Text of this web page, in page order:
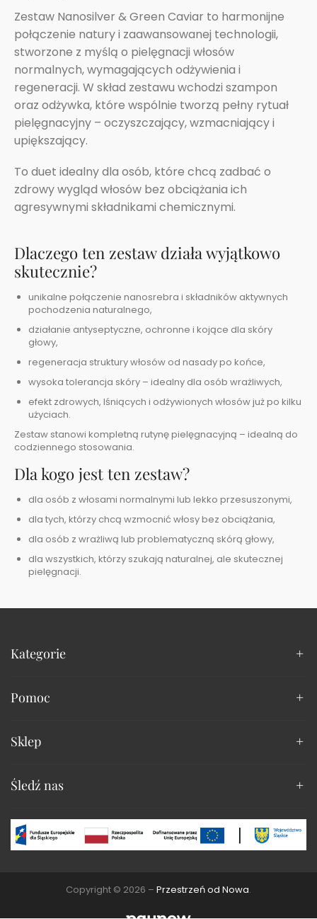
Zestaw Nanosilver & Green Caviar to harmonijne
połączenie natury i zaawansowanej technologii,
stworzone z myślą o pielęgnacji włosów
normalnych, wymagających odżywienia i
regeneracji. W skład zestawu wchodzi szampon
oraz odżywka, które wspólnie tworzą pełny rytuał
pielęgnacyjny – oczyszczający, wzmacniający i
upiększający.
To duet idealny dla osób, które chcą zadbać o
zdrowy wygląd włosów bez obciążania ich
agresywnymi składnikami chemicznymi.
Dlaczego ten zestaw działa wyjątkowo
skutecznie?
unikalne połączenie nanosrebra i składników aktywnych
pochodzenia naturalnego,
działanie antyseptyczne, ochronne i kojące dla skóry
głowy,
regeneracja struktury włosów od nasady po końce,
wysoka tolerancja skóry – idealny dla osób wrażliwych,
efekt zdrowych, lśniących i odżywionych włosów już po kilku
użyciach.
Zestaw stanowi kompletną rutynę pielęgnacyjną – idealną do
codziennego stosowania.
Dla kogo jest ten zestaw?
dla osób z włosami normalnymi lub lekko przesuszonymi,
dla tych, którzy chcą wzmocnić włosy bez obciążania,
dla osób z wrażliwą lub problematyczną skórą głowy,
dla wszystkich, którzy szukają naturalnej, ale skutecznej
pielęgnacji.
Kategorie
Pomoc
Sklep
Śledź nas
Copyright © 2026 – Przestrzeń od Nowa.